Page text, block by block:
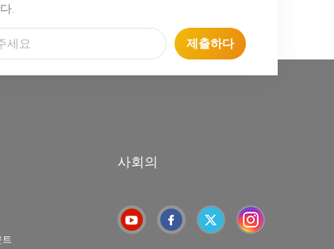
.
제출하다
트
사회의